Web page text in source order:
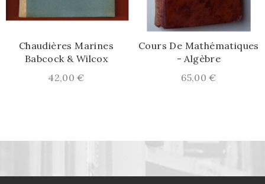
Chaudières Marines
Babcock & Wilcox
Prix
42,00 €
Cours De Mathématiques
- Algèbre
Prix
65,00 €